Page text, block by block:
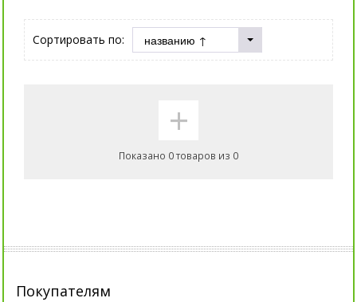
Сортировать по:
+
Показано 0 товаров из 0
Покупателям